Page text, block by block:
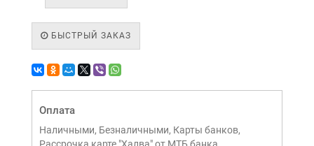
БЫСТРЫЙ ЗАКАЗ
Оплата
Наличными, Безналичными, Карты банков,